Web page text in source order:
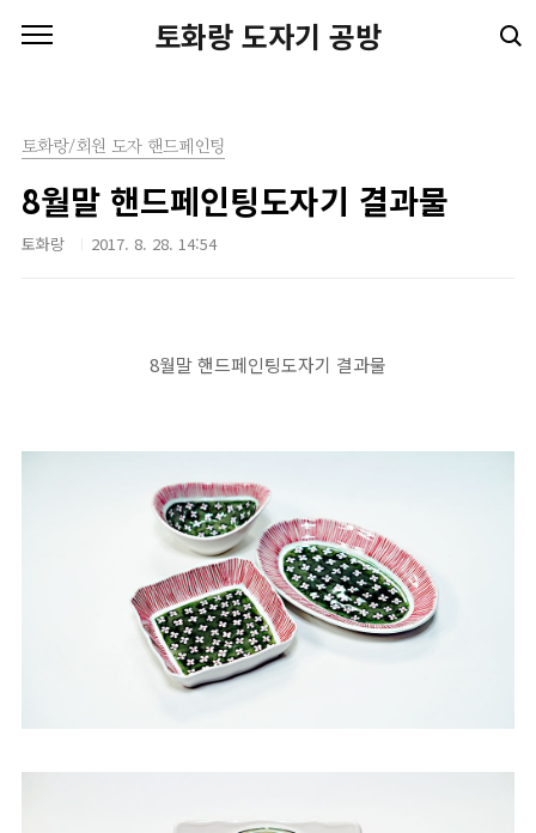
토화랑 도자기 공방
토화랑/회원 도자 핸드페인팅
8월말 핸드페인팅도자기 결과물
토화랑 2017. 8. 28. 14:54
8월말 핸드페인팅도자기 결과물